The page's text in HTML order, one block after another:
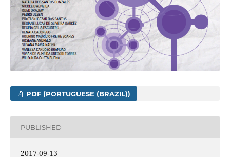
PDF (PORTUGUESE (BRAZIL))
PUBLISHED
2017-09-13